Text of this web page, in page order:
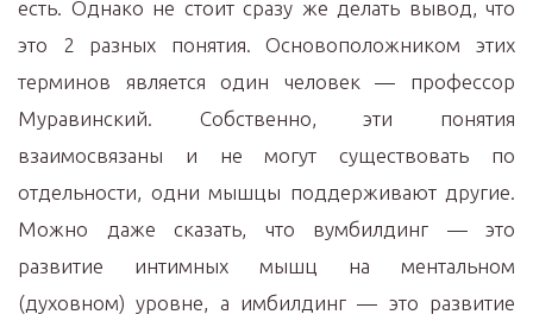
есть. Однако не стоит сразу же делать вывод, что
это 2 разных понятия. Основоположником этих
терминов является один человек — профессор
Муравинский. Собственно, эти понятия
взаимосвязаны и не могут существовать по
отдельности, одни мышцы поддерживают другие.
Можно даже сказать, что вумбилдинг — это
развитие интимных мышц на ментальном
(духовном) уровне, а имбилдинг — это развитие